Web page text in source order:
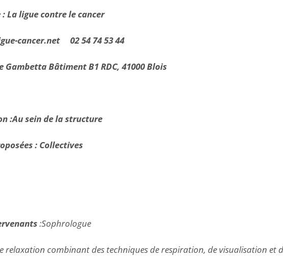
La ligue contre le cancer
cancer.net 02 54 74 53 44
Gambetta Bâtiment B1 RDC, 41000 Blois
:Au sein de la structure
: Collectives
:Sophrologue
relaxation combinant des techniques de respiration, de visualisation